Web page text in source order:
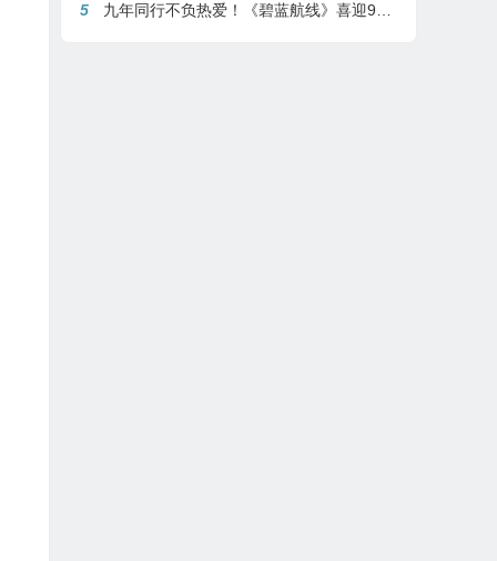
5
九年同行不负热爱！《碧蓝航线》喜迎9周岁生日 双向奔赴共赴新程